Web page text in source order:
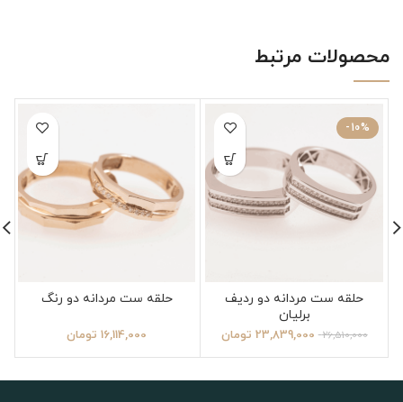
محصولات مرتبط
-10%
حلقه ست مردانه دو ردیف
برلیان
26,510,000
23,839,000 تومان
حلقه ست مردانه دو رنگ
16,114,000 تومان